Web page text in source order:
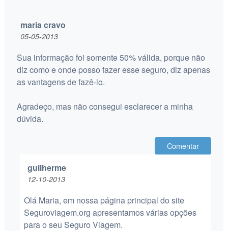
maria cravo
05-05-2013
Sua informação foi somente 50% válida, porque não
diz como e onde posso fazer esse seguro, diz apenas
as vantagens de fazê-lo.
Agradeço, mas não consegui esclarecer a minha
dúvida.
Comentar
guilherme
12-10-2013
Olá Maria, em nossa página principal do site
Seguroviagem.org apresentamos várias opções
para o seu Seguro Viagem.